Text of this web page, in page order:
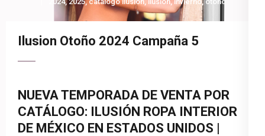
Ilusion Otoño 2024 Campaña 5
NUEVA TEMPORADA DE VENTA POR
CATÁLOGO: ILUSIÓN ROPA INTERIOR
DE MÉXICO EN ESTADOS UNIDOS |